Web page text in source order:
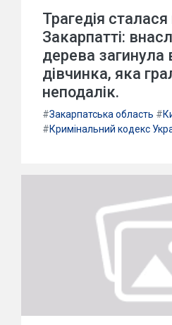
Трагедія сталася
Закарпатті:
дерева загинула
дівчинка, яка
неподалік.
#Закарпатська область #
#Кримінальний кодекс